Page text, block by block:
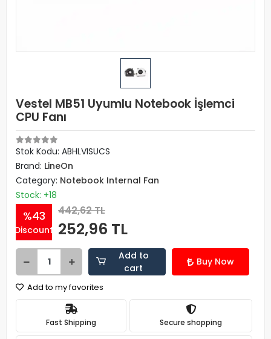
Vestel MB51 Uyumlu Notebook İşlemci
CPU Fanı
Stok Kodu: ABHLVISUCS
Brand: LineOn
Category: Notebook Internal Fan
Stock: +18
%43
Discount
442,62 TL
252,96 TL
Add to
cart
Buy Now
Add to my favorites
Fast Shipping Secure shopping